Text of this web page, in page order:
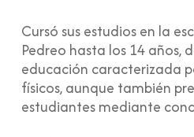
Cursó sus estudios en la
Pedreo hasta los 14 años,
educación caracterizada
físicos, aunque también
estudiantes mediante